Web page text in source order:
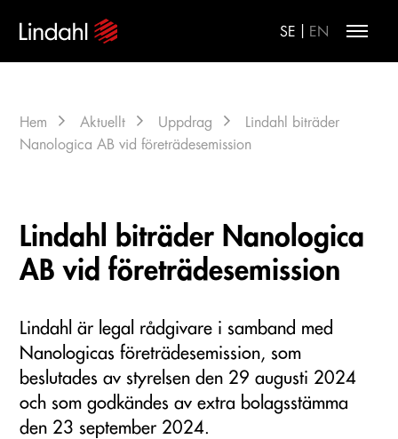
SE EN
Hem Aktuellt Uppdrag
Lindahl biträder
Nanologica AB vid företrädesemission
Lindahl biträder Nanologica
AB vid företrädesemission
Lindahl är legal rådgivare i samband med
Nanologicas företrädesemission, som
beslutades av styrelsen den 29 augusti 2024
och som godkändes av extra bolagsstämma
den 23 september 2024.